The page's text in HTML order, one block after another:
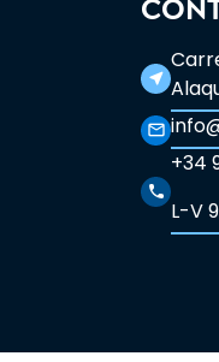
near_me
mail_outline
phone
+34
L-V